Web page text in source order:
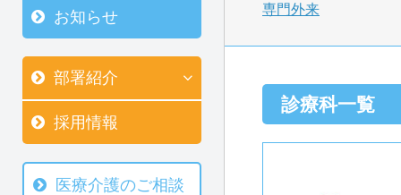
お知らせ
部署紹介
採用情報
医療介護のご相談
専門外来
診療科一覧